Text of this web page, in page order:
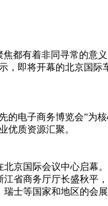
都有着非同寻常的意
，即将开幕的北京国际
电子商务博览会”为
优质资源汇聚。
京国际会议中心启幕
省商务厅厅长盛秋平
士等国家和地区的会